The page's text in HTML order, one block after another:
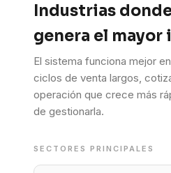
Industrias
genera el mayor
El sistema funciona mejor
ciclos de venta largos,
operación que crece más
de gestionarla.
SECTORES PRINCIPALES